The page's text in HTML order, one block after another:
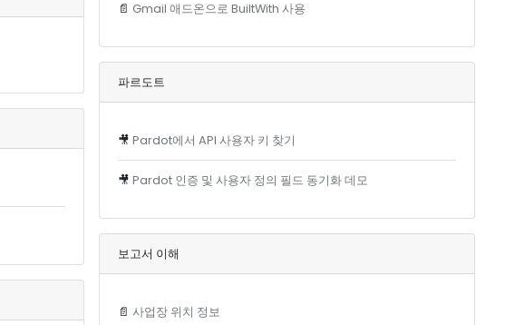
📄 Gmail 애드온으로 BuiltWith 사용
파르도트
🎥 Pardot에서 API 사용자 키 찾기
🎥 Pardot 인증 및 사용자 정의 필드 동기화 데모
보고서 이해
📄 사업장 위치 정보